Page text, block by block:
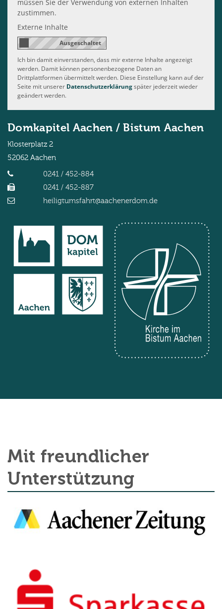
müssen Sie der Verwendung von externen Inhalten
zustimmen.
Externe Inhalte
Ich bin damit einverstanden, dass mir externe Inhalte angezeigt
werden. Damit können personenbezogene Daten an
Drittplattformen übermittelt werden. Diese Einstellung kann auf der
Seite mit unserer Datenschutzerklärungspäter jederzeit wieder
geändert werden.
Domkapitel Aachen / Bistum Aachen
Klosterplatz 2
52062 Aachen
0241 / 452-884
0241 / 452-887
heiligtumsfahrt@aachenerdom.de
Mit freundlicher
Unterstützung